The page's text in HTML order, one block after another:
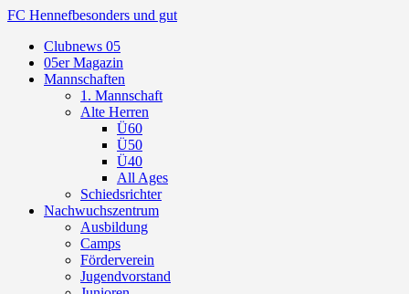
FC Hennefbesonders und gut
Clubnews 05
05er Magazin
Mannschaften
1. Mannschaft
Alte Herren
Ü60
Ü50
Ü40
All Ages
Schiedsrichter
Nachwuchszentrum
Ausbildung
Camps
Förderverein
Jugendvorstand